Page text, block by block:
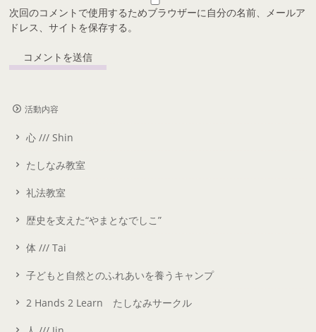
次回のコメントで使用するためブラウザーに自分の名前、メールア
ドレス、サイトを保存する。
活動内容
心 /// Shin
たしなみ教室
礼法教室
歴史を支えた“やまとなでしこ”
体 /// Tai
子どもと自然とのふれあいを養うキャンプ
2 Hands 2 Learn たしなみサークル